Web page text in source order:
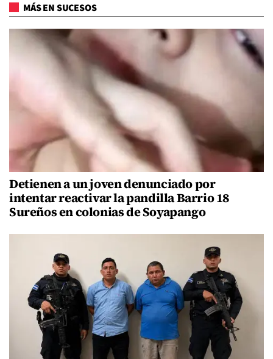
MÁS EN SUCESOS
Detienen a un joven denunciado por
intentar reactivar la pandilla Barrio 18
Sureños en colonias de Soyapango